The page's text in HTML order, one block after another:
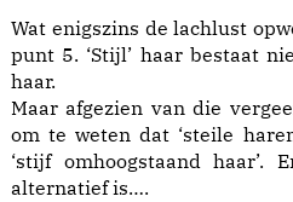
Wat enigszins de lachlust
punt 5. ‘Stijl’ haar bestaat
haar.
Maar afgezien van die
om te weten dat ‘steile
‘stijf omhoogstaand haar’.
alternatief is….